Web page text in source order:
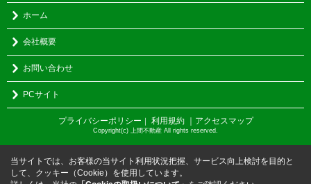
ホーム
会社概要
お問い合わせ
PCサイト
プライバシーポリシー 利用規約 ｜アクセスマップ
Copyright(c) 上間不動産 All rights reserved.
当サイトでは、お客様の当サイト利用状況把握、サービス向上検討を目的と
して、クッキー（Cookie）を使用しています。